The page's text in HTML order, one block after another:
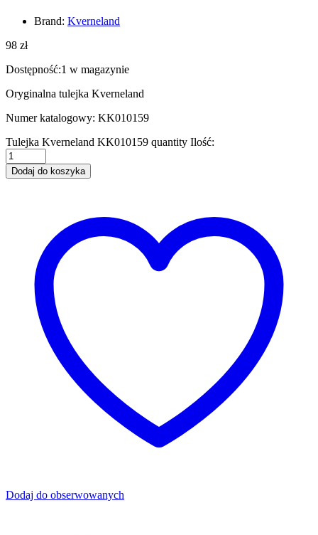
Brand: Kverneland
98 zł
Dostępność:1 w magazynie
Oryginalna tulejka Kverneland
Numer katalogowy: KK010159
Tulejka Kverneland KK010159 quantity Ilość:
Dodaj do koszyka
Dodaj do obserwowanych